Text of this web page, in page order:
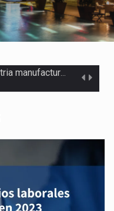
Las métricas tradicionales de los parques industriales —absorción, ocupación y metros cuadrados desarrollados— resultan insuficientes…